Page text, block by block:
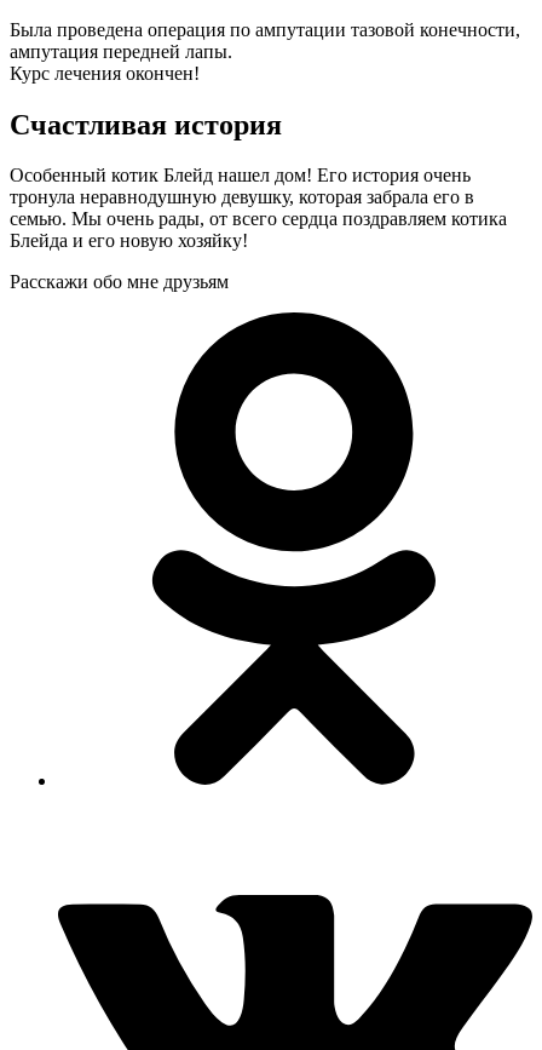
Была проведена операция по ампутации тазовой конечности,
ампутация передней лапы.
Курс лечения окончен!
Счастливая история
Особенный котик Блейд нашел дом! Его история очень
тронула неравнодушную девушку, которая забрала его в
семью. Мы очень рады, от всего сердца поздравляем котика
Блейда и его новую хозяйку!
Расскажи обо мне друзьям